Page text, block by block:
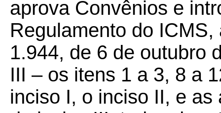
aprova Convênios e
Regulamento do
1.944, de 6 de outubro
III – os itens 1 a 3, 8 a
inciso I, o inciso II, e